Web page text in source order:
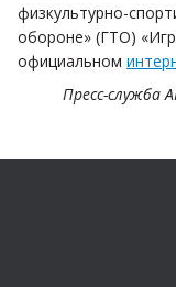
физкультурно-
обороне» (ГТО)
официальном
Пресс-служба